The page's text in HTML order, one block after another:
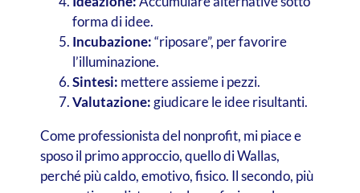
forma di idee.
Incubazione:“riposare”, per favorire
l’illuminazione.
Sintesi: mettere assieme i pezzi.
Valutazione:giudicare le idee risultanti.
Come professionista del nonprofit, mi piace e
sposo il primo approccio, quello di Wallas,
perché più caldo, emotivo, fisico. Il secondo, più